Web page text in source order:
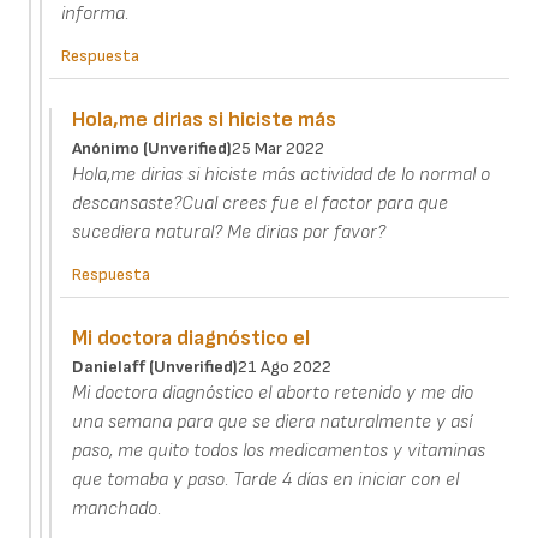
informa.
Respuesta
Hola,me dirias si hiciste más
Anónimo (unverified)25 Mar 2022
Hola,me dirias si hiciste más actividad de lo normal o
descansaste?Cual crees fue el factor para que
sucediera natural? Me dirias por favor?
Respuesta
Mi doctora diagnóstico el
Danielaff (unverified)21 Ago 2022
Mi doctora diagnóstico el aborto retenido y me dio
una semana para que se diera naturalmente y así
paso, me quito todos los medicamentos y vitaminas
que tomaba y paso. Tarde 4 días en iniciar con el
manchado.